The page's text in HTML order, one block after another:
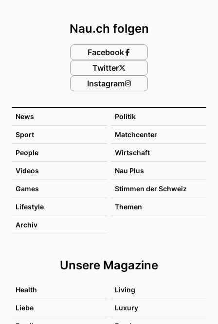
News Politik
Sport Matchcenter
People Wirtschaft
Videos Nau Plus
Games Stimmen der Schweiz
Lifestyle Themen
Archiv
Unsere Magazine
Health Living
Liebe Luxury
Nau.ch folgen
Facebook
Twitter
Instagram